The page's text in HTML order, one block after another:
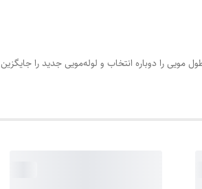
را دوباره انتخاب و لوله‌مویی جدید را جایگزین